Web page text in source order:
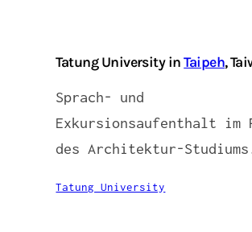
Tatung University inTaipeh,
Sprach- und
Exkursionsaufenthalt im
des Architektur-
Tatung University